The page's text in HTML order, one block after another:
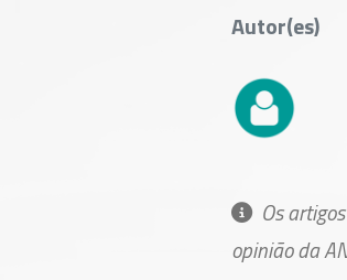
Autor(es)
Os
opinião da